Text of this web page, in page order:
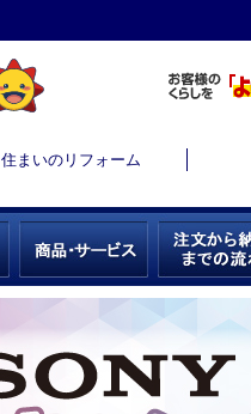
住まいのリフォーム